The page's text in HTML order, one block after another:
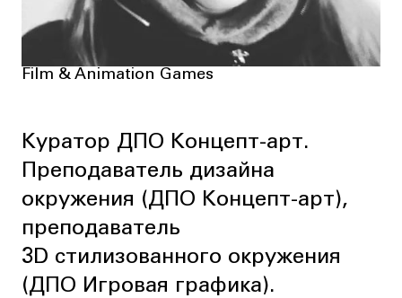
Film & Animation Games
Куратор ДПО Концепт-арт.
Преподаватель дизайна
окружения (ДПО Концепт-арт),
преподаватель
3D стилизованного окружения
(ДПО Игровая графика).